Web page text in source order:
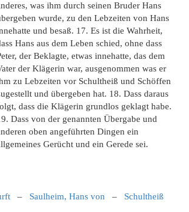
was ihm durch seinen Bruder Hans
wurde, zu den Lebzeiten von Hans
und besaß. 17. Es ist die Wahrheit,
Hans aus dem Leben schied, ohne dass
der Beklagte, etwas innehatte, das dem
der Klägerin war, ausgenommen was er
zu Lebzeiten vor Schultheiß und Schöffen
und übergeben hat. 18. Dass daraus
dass die Klägerin grundlos geklagt habe.
Dass von der genannten Übergabe und
oben angeführten Dingen ein
Gerücht und ein Gerede sei.
– Saulheim, Hans von – Schultheiß